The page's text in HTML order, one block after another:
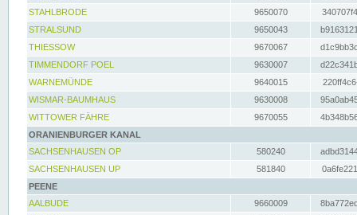
STAHLBRODE
9650070
STRALSUND
9650043
THIESSOW
9670067
TIMMENDORF POEL
9630007
WARNEMÜNDE
9640015
WISMAR-BAUMHAUS
9630008
WITTOWER FÄHRE
9670055
ORANIENBURGER KANAL
SACHSENHAUSEN OP
580240
SACHSENHAUSEN UP
581840
PEENE
AALBUDE
9660009